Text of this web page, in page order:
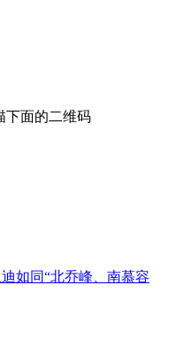
下面的二维码
如同“北乔峰、南慕容